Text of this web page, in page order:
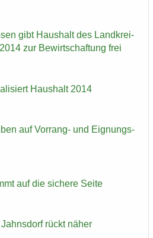
gibt Haus­halt des Landkrei­
zur Be­wirt­schaf­tung frei
Haus­halt 2014
auf Vorrang-​ und Eig­nungs­
auf die si­che­re Seite
rückt näher